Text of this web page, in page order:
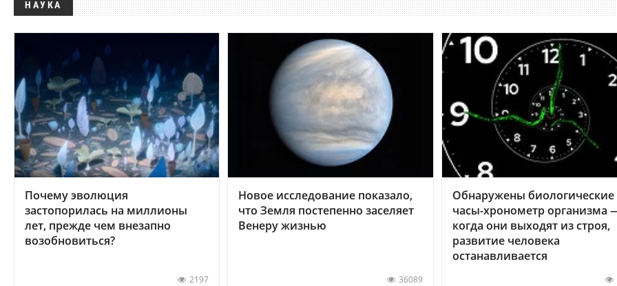
НАУКА
Почему эволюция
застопорилась на миллионы
лет, прежде чем внезапно
возобновиться?
2197
Новое исследование показало,
что Земля постепенно заселяет
Венеру жизнью
36089
Обнаружены биологические
часы-хронометр организма
когда они выходят из строя,
развитие человека
останавливается